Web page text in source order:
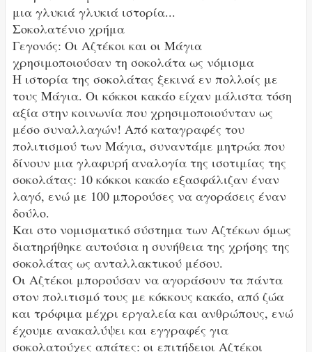
μια γλυκιά γλυκιά ιστορία...
Σοκολατένιο χρήμα
Γεγονός: Οι Αζτέκοι και οι Μάγια
χρησιμοποιούσαν τη σοκολάτα ως νόμισμα
Η ιστορία της σοκολάτας ξεκινά εν πολλοίς με
τους Μάγια. Οι κόκκοι κακάο είχαν μάλιστα τόση
αξία στην κοινωνία που χρησιμοποιούνταν ως
μέσο συναλλαγών! Από καταγραφές του
πολιτισμού των Μάγια, συναντάμε μητρώα που
δίνουν μια γλαφυρή αναλογία της ισοτιμίας της
σοκολάτας: 10 κόκκοι κακάο εξασφάλιζαν έναν
λαγό, ενώ με 100 μπορούσες να αγοράσεις έναν
δούλο.
Και στο νομισματικό σύστημα των Αζτέκων όμως
διατηρήθηκε αυτούσια η συνήθεια της χρήσης της
σοκολάτας ως ανταλλακτικού μέσου.
Οι Αζτέκοι μπορούσαν να αγοράσουν τα πάντα
στον πολιτισμό τους με κόκκους κακάο, από ζώα
και τρόφιμα μέχρι εργαλεία και ανθρώπους, ενώ
έχουμε ανακαλύψει και εγγραφές για
σοκολατούχες απάτες: οι επιτήδειοι Αζτέκοι